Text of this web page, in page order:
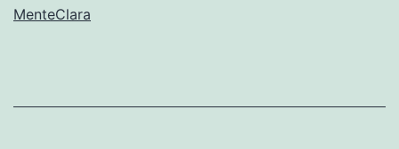
MenteClara